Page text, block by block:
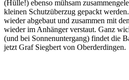
(Hülle!) ebenso mühsam
kleinen Schutzüberzug gepackt
wieder abgebaut und zusammen mit
wieder im Anhänger verstaut. Ganz
(und bei Sonnenuntergang) findet die
jetzt Graf Siegbert von Oberderdingen.